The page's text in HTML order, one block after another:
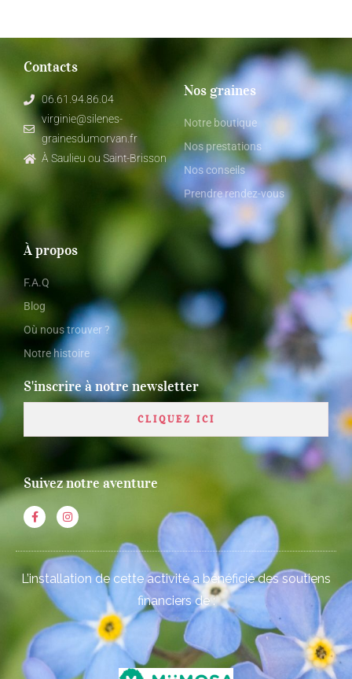
Contacts
06.61.94.86.04
virginie@silenes-
grainesdumorvan.fr
À Saulieu ou Saint-Brisson
Nos graines
Notre boutique
Nos prestations
Nos conseils
Prendre rendez-vous
À propos
F.A.Q
Blog
Où nous trouver ?
Notre histoire
S'inscrire à notre newsletter
CLIQUEZ ICI
Suivez notre aventure
L’installation de cette activité a bénéficié des soutiens
financiers de :